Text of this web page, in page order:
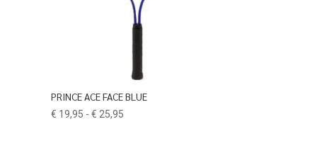
PRINCE ACE FACE BLUE
€ 19,95 - € 25,95